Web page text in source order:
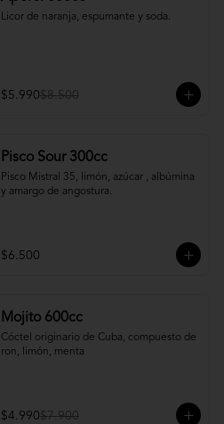
Licor de naranja, espumante y soda.
$5.990$8.500
Pisco Sour 300cc
Pisco Mistral 35, limón, azúcar , albúmina
y amargo de angostura.
$6.500
Mojito 600cc
Cóctel originario de Cuba, compuesto de
ron, limón, menta
$4.990$7.900